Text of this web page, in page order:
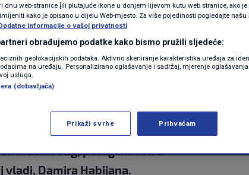
KLIMATSKE PROMJENE
FOTO
VIDEO
VIJESTI | komentara
Više
Čačić gostovao je u Newsroomu kod
novog, petog ministra
Damira Habijana.
dnu web-stranice [ili plutajuće ikone u donjem lijevom kutu web stranice, ako
kako je opisano u dijelu Web-mjesto. Za više pojedinosti pogledajte našu
informacije o vašoj privatnosti
obrađujemo podatke kako bismo pružili sljedeće:
geolokacijskih podataka. Aktivno skeniranje karakteristika uređaja za
na uređaju. Personalizirano oglašavanje i sadržaj, mjerenje
usluga.
(dobavljača)
Prikaži svrhe Prihvaćam